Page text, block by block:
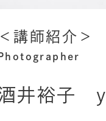
＜講師紹介＞
Photographer
井裕子